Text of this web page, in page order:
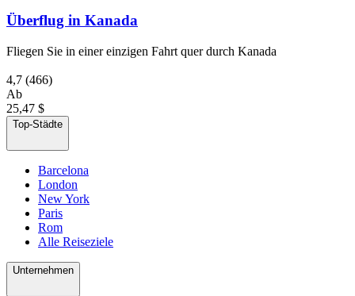
Überflug in Kanada
Fliegen Sie in einer einzigen Fahrt quer durch Kanada
4,7 (466)
Ab
25,47 $
Top-Städte
Barcelona
London
New York
Paris
Rom
Alle Reiseziele
Unternehmen